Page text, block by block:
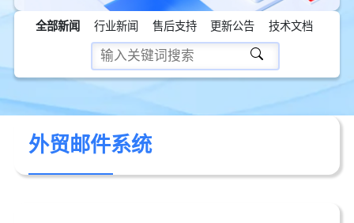
全部新闻 行业新闻 售后支持 更新公告 技术文档
外贸邮件系统